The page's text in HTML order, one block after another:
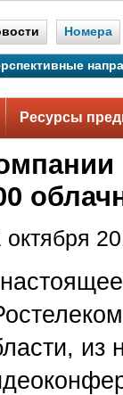
Номера
Ресурсы
октября
из